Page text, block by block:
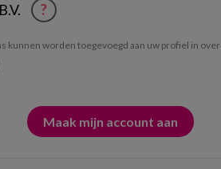
?
kunnen worden toegevoegd aan uw profiel in